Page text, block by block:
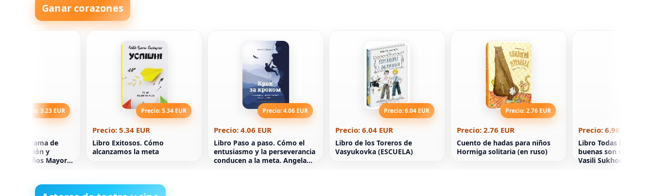
Ganar corazones
Precio: 3.23 EUR
Programa de
Corrección y
para Niños Mayores
Precio: 5.34 EUR
Precio: 5.34 EUR
Libro Exitosos. Cómo
alcanzamos la meta
Precio: 4.06 EUR
Precio: 4.06 EUR
Libro Paso a paso. Cómo el
entusiasmo y la perseverancia
conducen a la meta. Angela
Precio: 6.04 EUR
Precio: 6.04 EUR
Libro de los Toreros de
Vasyukovka (ESCUELA)
Precio: 2.76 EUR
Precio: 2.76 EUR
Cuento de hadas para niños
Hormiga solitaria (en ruso)
Precio: 6.96 EUR
Libro Todas las
buenas son una sola
Vasili Sukhomlinsky